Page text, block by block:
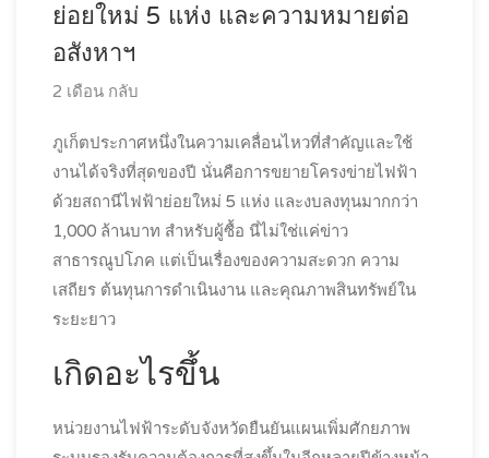
ย่อยใหม่ 5 แห่ง และความหมายต่อ
อสังหาฯ
2 เดือน กลับ
ภูเก็ตประกาศหนึ่งในความเคลื่อนไหวที่สำคัญและใช้
งานได้จริงที่สุดของปี นั่นคือการขยายโครงข่ายไฟฟ้า
ด้วยสถานีไฟฟ้าย่อยใหม่ 5 แห่ง และงบลงทุนมากกว่า
1,000 ล้านบาท สำหรับผู้ซื้อ นี่ไม่ใช่แค่ข่าว
สาธารณูปโภค แต่เป็นเรื่องของความสะดวก ความ
เสถียร ต้นทุนการดำเนินงาน และคุณภาพสินทรัพย์ใน
ระยะยาว
เกิดอะไรขึ้น
หน่วยงานไฟฟ้าระดับจังหวัดยืนยันแผนเพิ่มศักยภาพ